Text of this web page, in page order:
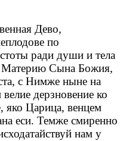
Дево,
по
ради души и тела
Материю Сына Божия,
с Нимже ныне на
дерзновение ко
яко Царица, венцем
еси. Темже смиренно
нам у